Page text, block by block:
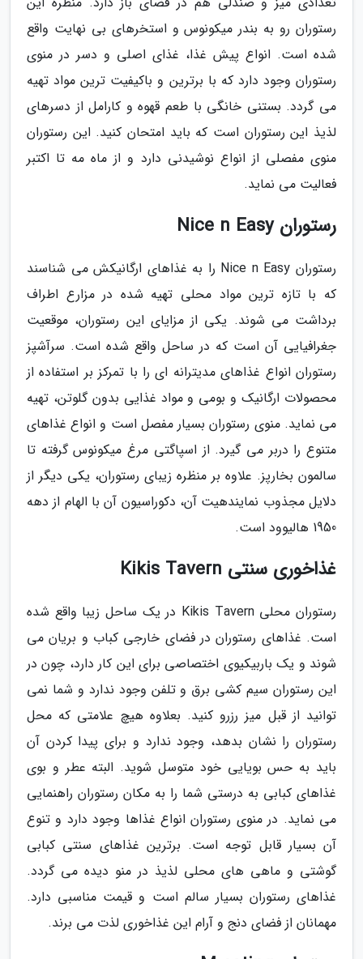
رستوران رو به بندر میکونوس و استخرهای بی نهایت واقع
شده است. انواع پیش غذا، غذای اصلی و دسر در منوی
رستوران وجود دارد که با برترین و باکیفیت ترین مواد تهیه
می گردد. بستنی خانگی با طعم قهوه و کارامل از دسرهای
لذیذ این رستوران است که باید امتحان کنید. این رستوران
منوی مفصلی از انواع نوشیدنی دارد و از ماه مه تا اکتبر
فعالیت می نماید.
رستوران Nice n Easy
رستوران Nice n Easy را به غذاهای ارگانیکش می شناسند
که با تازه ترین مواد محلی تهیه شده در مزارع اطراف
برداشت می شوند. یکی از مزایای این رستوران، موقعیت
جغرافیایی آن است که در ساحل واقع شده است. سرآشپز
رستوران انواع غذاهای مدیترانه ای را با تمرکز بر استفاده از
محصولات ارگانیک و بومی و مواد غذایی بدون گلوتن، تهیه
می نماید. منوی رستوران بسیار مفصل است و انواع غذاهای
متنوع را دربر می گیرد. از اسپاگتی مرغ میکونوس گرفته تا
سالمون بخارپز. علاوه بر منظره زیبای رستوران، یکی دیگر از
دلایل مجذوب نمایندهیت آن، دکوراسیون آن با الهام از دهه
1950 هالیوود است.
غذاخوری سنتی Kikis Tavern
رستوران محلی Kikis Tavern در یک ساحل زیبا واقع شده
است. غذاهای رستوران در فضای خارجی کباب و بریان می
شوند و یک باربیکیوی اختصاصی برای این کار دارد، چون در
این رستوران سیم کشی برق و تلفن وجود ندارد و شما نمی
توانید از قبل میز رزرو کنید. بعلاوه هیچ علامتی که محل
رستوران را نشان بدهد، وجود ندارد و برای پیدا کردن آن
باید به حس بویایی خود متوسل شوید. البته عطر و بوی
غذاهای کبابی به درستی شما را به مکان رستوران راهنمایی
می نماید. در منوی رستوران انواع غذاها وجود دارد و تنوع
آن بسیار قابل توجه است. برترین غذاهای سنتی کبابی
گوشتی و ماهی های محلی لذیذ در منو دیده می گردد.
غذاهای رستوران بسیار سالم است و قیمت مناسبی دارد.
مهمانان از فضای دنج و آرام این غذاخوری لذت می برند.